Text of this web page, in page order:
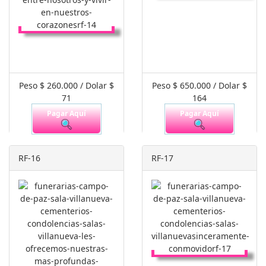
Peso $ 260.000 / Dolar $
71
Pagar Aquí
Peso $ 650.000 / Dolar $
164
Pagar Aquí
RF-16 RF-17